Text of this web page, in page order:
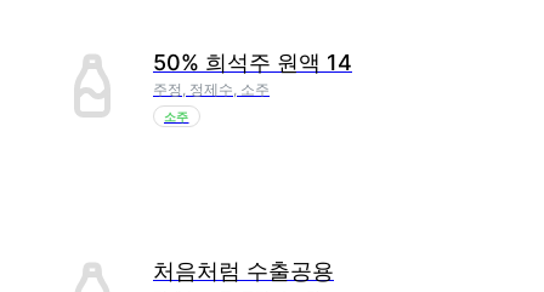
50% 희석주 원액 14
주정, 정제수, 소주
소주
처음처럼 수출공용